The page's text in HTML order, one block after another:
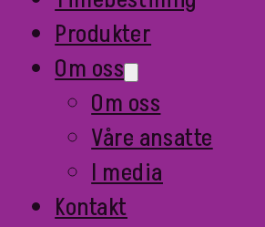
Produkter
Om oss
Om oss
Våre ansatte
I media
Kontakt